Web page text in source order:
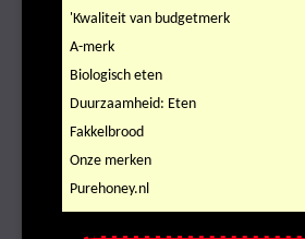
'Kwaliteit van budgetmerk
A-merk
Biologisch eten
Duurzaamheid: Eten
Fakkelbrood
Onze merken
Purehoney.nl